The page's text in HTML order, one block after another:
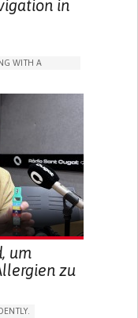
in
WITH A
WEARABLE)
OR ISOLATION
um
zu